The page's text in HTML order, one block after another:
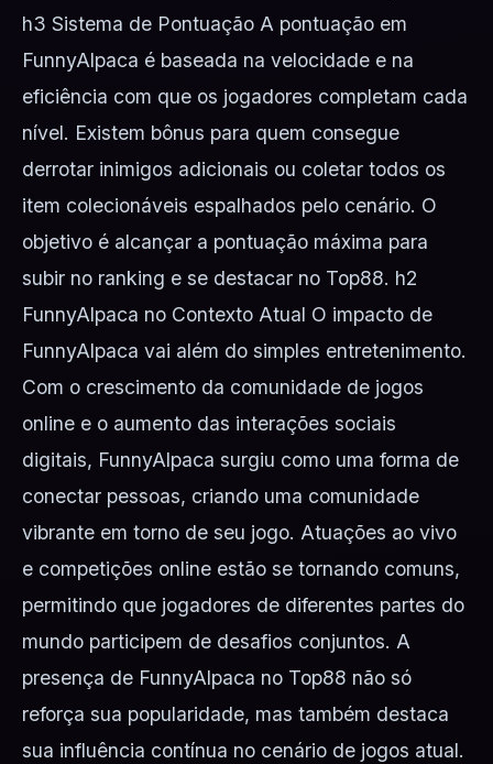
h3 Sistema de Pontuação A pontuação em
FunnyAlpaca é baseada na velocidade e na
eficiência com que os jogadores completam cada
nível. Existem bônus para quem consegue
derrotar inimigos adicionais ou coletar todos os
item colecionáveis espalhados pelo cenário. O
objetivo é alcançar a pontuação máxima para
subir no ranking e se destacar no Top88. h2
FunnyAlpaca no Contexto Atual O impacto de
FunnyAlpaca vai além do simples entretenimento.
Com o crescimento da comunidade de jogos
online e o aumento das interações sociais
digitais, FunnyAlpaca surgiu como uma forma de
conectar pessoas, criando uma comunidade
vibrante em torno de seu jogo. Atuações ao vivo
e competições online estão se tornando comuns,
permitindo que jogadores de diferentes partes do
mundo participem de desafios conjuntos. A
presença de FunnyAlpaca no Top88 não só
reforça sua popularidade, mas também destaca
sua influência contínua no cenário de jogos atual.